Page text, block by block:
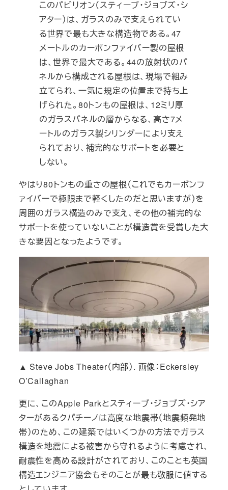
このパビリオン（スティーブ・ジョブズ・シ
アター）は、ガラスのみで支えられてい
る世界で最も大きな構造物である。47
メートルのカーボンファイバー製の屋根
は、世界で最大である。44の放射状のパ
ネルから構成される屋根は、現場で組み
立てられ、一気に規定の位置まで持ち上
げられた。80トンもの屋根は、12ミリ厚
のガラスパネルの層からなる、高さ7メ
ートルのガラス製シリンダーにより支え
られており、補完的なサポートを必要と
しない。
やはり80トンもの重さの屋根（これでもカーボンフ
ァイバーで極限まで軽くしたのだと思いますが）を
周囲のガラス構造のみで支え、その他の補完的な
サポートを使っていないことが構造賞を受賞した大
きな要因となったようです。
▲ Steve Jobs Theater（内部）. 画像：Eckersley
O’Callaghan
更に、このApple Parkとスティーブ・ジョブズ・シア
ターがあるクパチーノは高度な地震帯（地震頻発地
帯）のため、この建築ではいくつかの方法でガラス
構造を地震による被害から守れるように考慮され、
耐震性を高める設計がされており、このことも英国
構造エンジニア協会もそのことが最も敬服に値する